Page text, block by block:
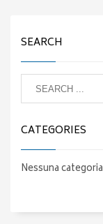
SEARCH
CATEGORIES
Nessuna categoria